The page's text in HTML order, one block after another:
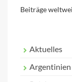
Beiträge
Aktuelles
Argentinien